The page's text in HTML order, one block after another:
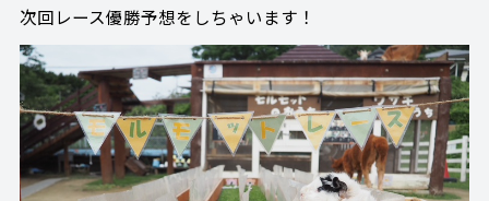
次回レース優勝予想をしちゃいます！